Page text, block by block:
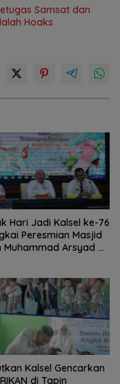
Samsat dan
Hoaks
Hari Jadi Kalsel ke-76
Peresmian Masjid
Muhammad Arsyad Al
Kalsel Gencarkan
di Tapin